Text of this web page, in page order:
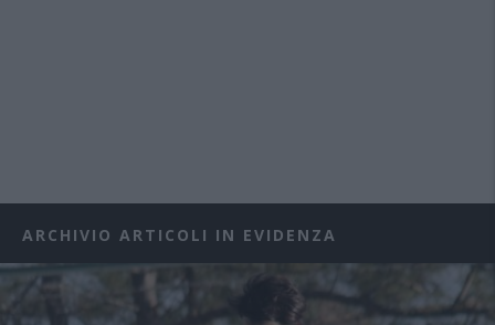
ARCHIVIO ARTICOLI IN EVIDENZA